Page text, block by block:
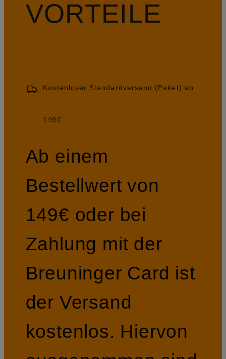
VORTEILE
Kostenloser Standardversand (Paket) ab
149€
Ab einem
Bestellwert von
149€ oder bei
Zahlung mit der
Breuninger Card ist
der Versand
kostenlos. Hiervon